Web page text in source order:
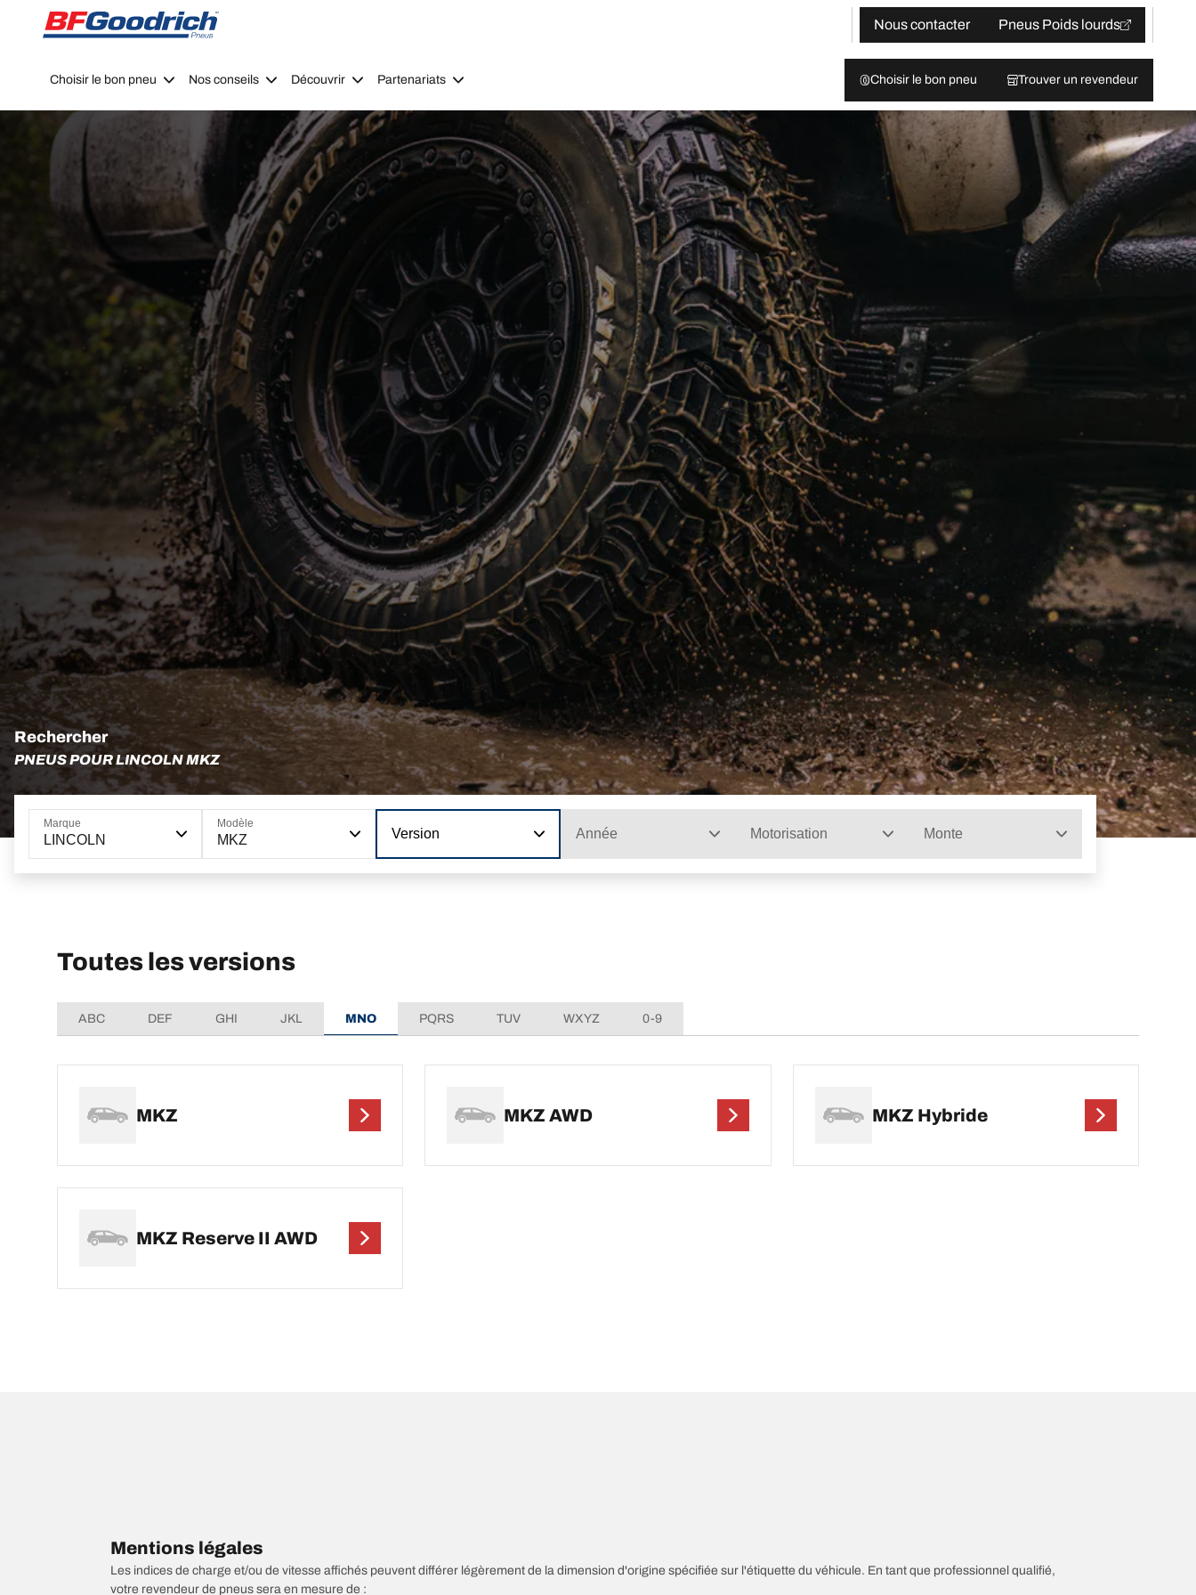
Go to page content
Go to page navigation
Nous contacter
Pneus Poids lourds
Choisir le bon pneu Nos conseils Découvrir Partenariats Choisir le bon pneu Trouver un revendeur
Rechercher
PNEUS POUR LINCOLN MKZ
Marque
LINCOLN
Modèle
MKZ Version Année Motorisation Monte
Toutes les versions
ABC DEF GHI JKL MNO PQRS TUV WXYZ 0-9
MKZ MKZ AWD MKZ Hybride
MKZ Reserve II AWD
Mentions légales
Les indices de charge et/ou de vitesse affichés peuvent différer légèrement de la dimension d'origine spécifiée sur l'étiquette du véhicule. En tant que professionnel qualifié,
votre revendeur de pneus sera en mesure de :